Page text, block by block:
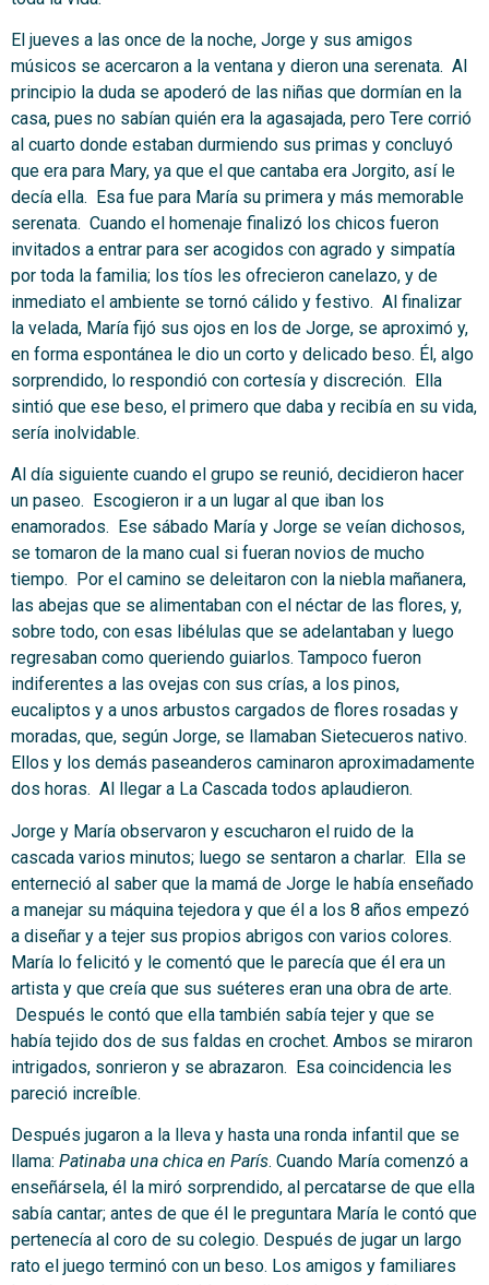
El jueves a las once de la noche, Jorge y sus amigos
músicos se acercaron a la ventana y dieron una serenata. Al
principio la duda se apoderó de las niñas que dormían en la
casa, pues no sabían quién era la agasajada, pero Tere corrió
al cuarto donde estaban durmiendo sus primas y concluyó
que era para Mary, ya que el que cantaba era Jorgito, así le
decía ella. Esa fue para María su primera y más memorable
serenata. Cuando el homenaje finalizó los chicos fueron
invitados a entrar para ser acogidos con agrado y simpatía
por toda la familia; los tíos les ofrecieron canelazo, y de
inmediato el ambiente se tornó cálido y festivo. Al finalizar
la velada, María fijó sus ojos en los de Jorge, se aproximó y,
en forma espontánea le dio un corto y delicado beso. Él, algo
sorprendido, lo respondió con cortesía y discreción. Ella
sintió que ese beso, el primero que daba y recibía en su vida,
sería inolvidable.
Al día siguiente cuando el grupo se reunió, decidieron hacer
un paseo. Escogieron ir a un lugar al que iban los
enamorados. Ese sábado María y Jorge se veían dichosos,
se tomaron de la mano cual si fueran novios de mucho
tiempo. Por el camino se deleitaron con la niebla mañanera,
las abejas que se alimentaban con el néctar de las flores, y,
sobre todo, con esas libélulas que se adelantaban y luego
regresaban como queriendo guiarlos. Tampoco fueron
indiferentes a las ovejas con sus crías, a los pinos,
eucaliptos y a unos arbustos cargados de flores rosadas y
moradas, que, según Jorge, se llamaban Sietecueros nativo.
Ellos y los demás paseanderos caminaron aproximadamente
dos horas. Al llegar a La Cascada todos aplaudieron.
Jorge y María observaron y escucharon el ruido de la
cascada varios minutos; luego se sentaron a charlar. Ella se
enterneció al saber que la mamá de Jorge le había enseñado
a manejar su máquina tejedora y que él a los 8 años empezó
a diseñar y a tejer sus propios abrigos con varios colores.
María lo felicitó y le comentó que le parecía que él era un
artista y que creía que sus suéteres eran una obra de arte.
Después le contó que ella también sabía tejer y que se
había tejido dos de sus faldas en crochet. Ambos se miraron
intrigados, sonrieron y se abrazaron. Esa coincidencia les
pareció increíble.
Después jugaron a la lleva y hasta una ronda infantil que se
llama: Patinaba una chica en París. Cuando María comenzó a
enseñársela, él la miró sorprendido, al percatarse de que ella
sabía cantar; antes de que él le preguntara María le contó que
pertenecía al coro de su colegio. Después de jugar un largo
rato el juego terminó con un beso. Los amigos y familiares